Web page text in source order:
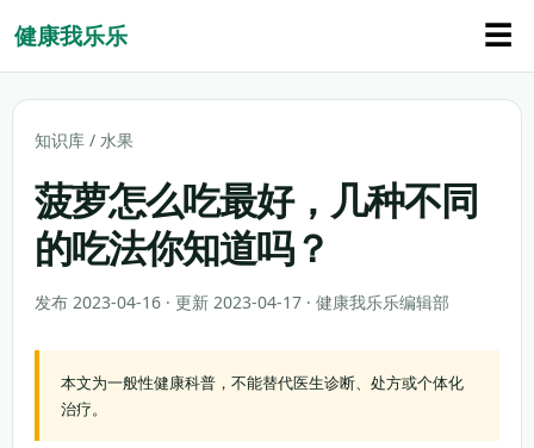
健康我乐乐 ☰
知识库 / 水果
菠萝怎么吃最好，几种不同
的吃法你知道吗？
发布 2023-04-16 · 更新 2023-04-17 · 健康我乐乐编辑部
本文为一般性健康科普，不能替代医生诊断、处方或个体化
治疗。